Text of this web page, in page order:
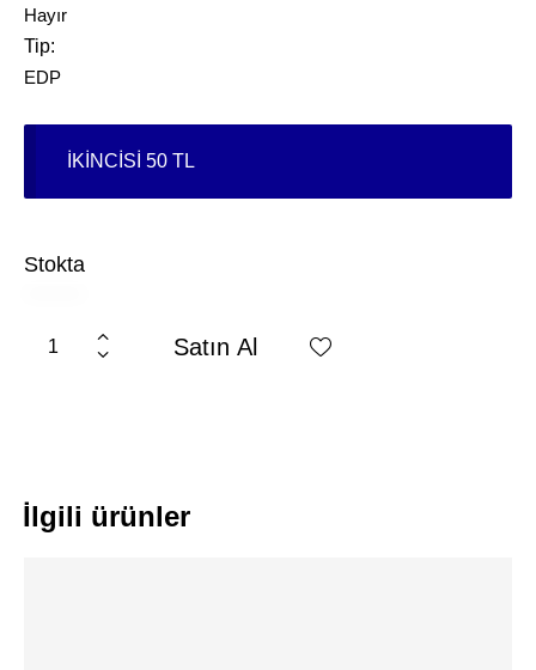
Hayır
Tip
EDP
İKİNCİSİ 50 TL
Stokta
Satın Al
İlgili ürünler